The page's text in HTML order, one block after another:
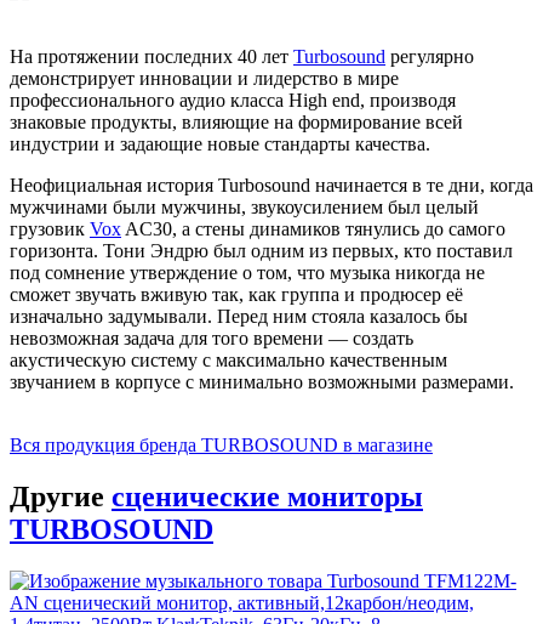
На протяжении последних 40 лет Turbosound регулярно
демонстрирует инновации и лидерство в мире
профессионального аудио класса High end, производя
знаковые продукты, влияющие на формирование всей
индустрии и задающие новые стандарты качества.
Неофициальная история Turbosound начинается в те дни, когда
мужчинами были мужчины, звукоусилением был целый
грузовик Vox AC30, а стены динамиков тянулись до самого
горизонта. Тони Эндрю был одним из первых, кто поставил
под сомнение утверждение о том, что музыка никогда не
сможет звучать вживую так, как группа и продюсер её
изначально задумывали. Перед ним стояла казалось бы
невозможная задача для того времени — создать
акустическую систему с максимально качественным
звучанием в корпусе с минимально возможными размерами.
Вся продукция бренда TURBOSOUND в магазине
Другие сценические мониторы
TURBOSOUND